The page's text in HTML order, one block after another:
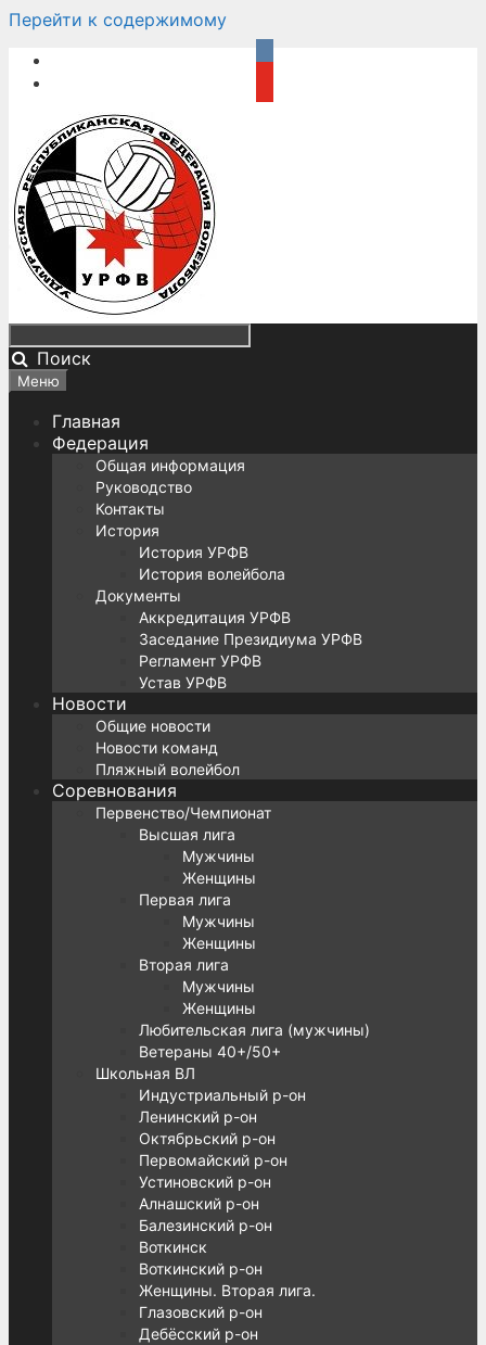
Перейти к содержимому
Поиск
Меню
Главная
Федерация
Общая информация
Руководство
Контакты
История
История УРФВ
История волейбола
Документы
Аккредитация УРФВ
Заседание Президиума УРФВ
Регламент УРФВ
Устав УРФВ
Новости
Общие новости
Новости команд
Пляжный волейбол
Соревнования
Первенство/Чемпионат
Высшая лига
Мужчины
Женщины
Первая лига
Мужчины
Женщины
Вторая лига
Мужчины
Женщины
Любительская лига (мужчины)
Ветераны 40+/50+
Школьная ВЛ
Индустриальный р-он
Ленинский р-он
Октябрьский р-он
Первомайский р-он
Устиновский р-он
Алнашский р-он
Балезинский р-он
Воткинск
Воткинский р-он
Женщины. Вторая лига.
Глазовский р-он
Дебёсский р-он